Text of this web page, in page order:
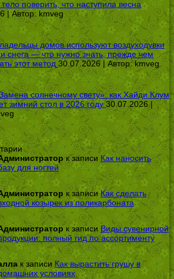
тело поверить, что наступила весна
| Автор: kmveg
домов используют воздуходувки
снега — что нужно знать, прежде чем
этот метод 30.07.2026 | Автор:kmveg
солнечному свету»: как Хайди Клум
зимний стол в 2026 году 30.07.2026 |
к записи Как наносить
для ногтей
к записиКак сделать
козырек из поликарбоната
к записи Виды сувенирной
полный гид по ассортименту
к записиКак вырастить грушу в
условиях